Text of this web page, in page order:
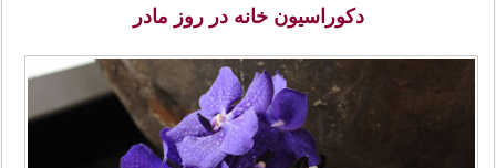
دکوراسیون خانه در روز مادر